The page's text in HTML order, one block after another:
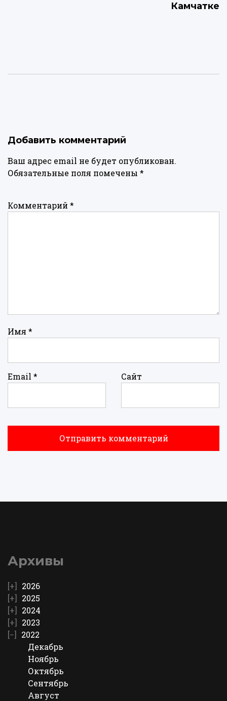
Камчатке
Добавить комментарий
Ваш адрес email не будет опубликован.
Обязательные поля помечены *
Комментарий *
Имя *
Email * Сайт
Архивы
2026
2025
2024
2023
2022
Декабрь
Ноябрь
Октябрь
Сентябрь
Август